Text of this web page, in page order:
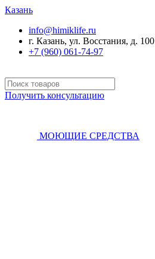
Казань
info@himiklife.ru
г. Казань, ул. Восстания, д. 100
+7 (960) 061-74-97
Получить консультацию
МОЮЩИЕ СРЕДСТВА